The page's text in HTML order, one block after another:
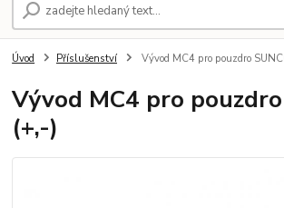
Úvod Příslušenství Vývod MC4 pro pouzdro
Vývod MC4 pro
(+,-)